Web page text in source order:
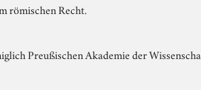
römischen Recht.
Preußischen Akademie der